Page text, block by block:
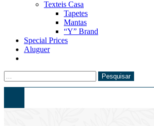
Texteis Casa
Tapetes
Mantas
“Y” Brand
Special Prices
Aluguer
Pesquisar